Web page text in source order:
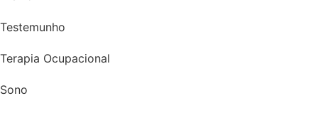
Testemunho
Terapia Ocupacional
Sono